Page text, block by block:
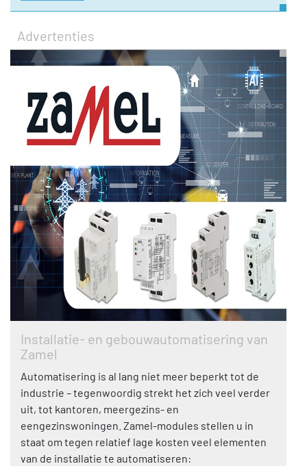
Advertenties
Installatie- en gebouwautomatisering van
Zamel
Automatisering is al lang niet meer beperkt tot de
industrie – tegenwoordig strekt het zich veel verder
uit, tot kantoren, meergezins- en
eengezinswoningen. Zamel-modules stellen u in
staat om tegen relatief lage kosten veel elementen
van de installatie te automatiseren: